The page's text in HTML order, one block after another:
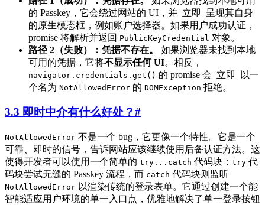
的 Passkey，它会绕过网站的 UI，并_立即_呈现其自身
的原生模态框，例如账户选择器。如果用户成功认证，
promise 将解析并返回 PublicKeyCredential 对象。
路径 2（失败）：凭据不存在。
如果浏览器未找到本地
可用的凭据，它将不显示任何 UI。相反，
navigator.credentials.get() 的 promise 会_立即_以一
个名为 NotAllowedError 的 DOMException 拒绝。
3.3 即时中介有什么好处？#
NotAllowedError 不是一个 bug，它更像一个特性。它是一个
可靠、即时的信号，告诉网站应该继续使用后备认证方法。这
使得开发者可以使用一个简单的 try...catch 代码块： try 代
码块尝试无缝的 Passkey 流程，而 catch 代码块则监听
NotAllowedError 以渲染传统的登录表单。它通过创建一个能
智能适应用户环境的单一入口点，优雅地解决了单一登录按钮